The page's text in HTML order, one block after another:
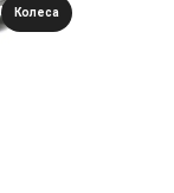
Колеса